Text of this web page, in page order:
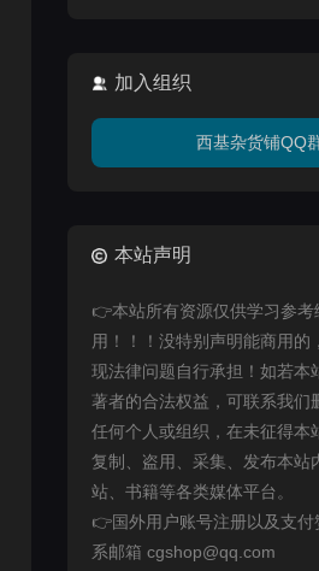
加入组织
西基杂货铺QQ
本站声明
👉本站所有资源仅供学习参考
用！！！没特别声明能商用的
现法律问题自行承担！如若本
著者的合法权益，可联系我们
任何个人或组织，在未征得本
复制、盗用、采集、发布本站
站、书籍等各类媒体平台。
👉国外用户账号注册以及支付
系邮箱 cgshop@qq.com